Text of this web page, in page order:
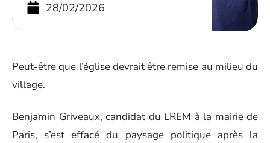
28/02/2026
Peut-être que l’église devrait être remise au milieu du
village.
Benjamin Griveaux, candidat du LREM à la mairie de
Paris, s’est effacé du paysage politique après la